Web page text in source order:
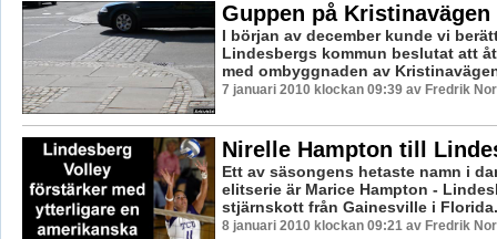
Guppen på
I början av december kunde vi
Lindesbergs kommun beslutat att
med ombyggnaden av
7 januari 2010 klockan 09:39 av Fredrik
Nirelle Hampton till
Ett av säsongens hetaste namn i
elitserie är Marice Hampton -
stjärnskott från Gainesville i
8 januari 2010 klockan 09:21 av Fredrik